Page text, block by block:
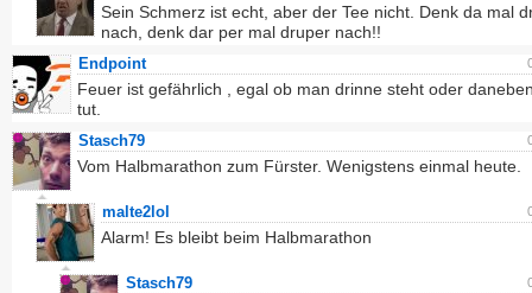
Sein Schmerz ist echt, aber der Tee nicht. Denk da mal
nach, denk dar per mal druper nach!!
Endpoint
Feuer ist gefährlich , egal ob man drinne steht oder
tut.
Stasch79
Vom Halbmarathon zum Fürster. Wenigstens einmal heute.
malte2lol
Alarm! Es bleibt beim Halbmarathon
Stasch79